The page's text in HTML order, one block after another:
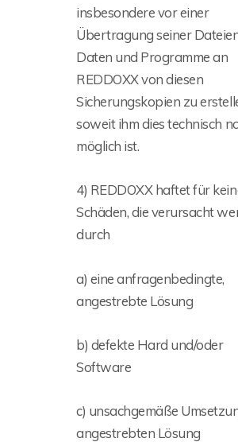
insbesondere vor einer
Übertragung seiner
Daten und Programme an
REDDOXX von diesen
Sicherungskopien zu
soweit ihm dies technisch
möglich ist.
4) REDDOXX haftet für
Schäden, die verursacht
durch
a) eine anfragenbedingte,
angestrebte Lösung
b) defekte Hard und/oder
Software
c) unsachgemäße
angestrebten Lösung